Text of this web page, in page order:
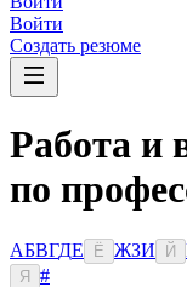
Войти
Создать резюме
Работа и
по
АБВГДЕ Ё ЖЗИ Й
Я
#